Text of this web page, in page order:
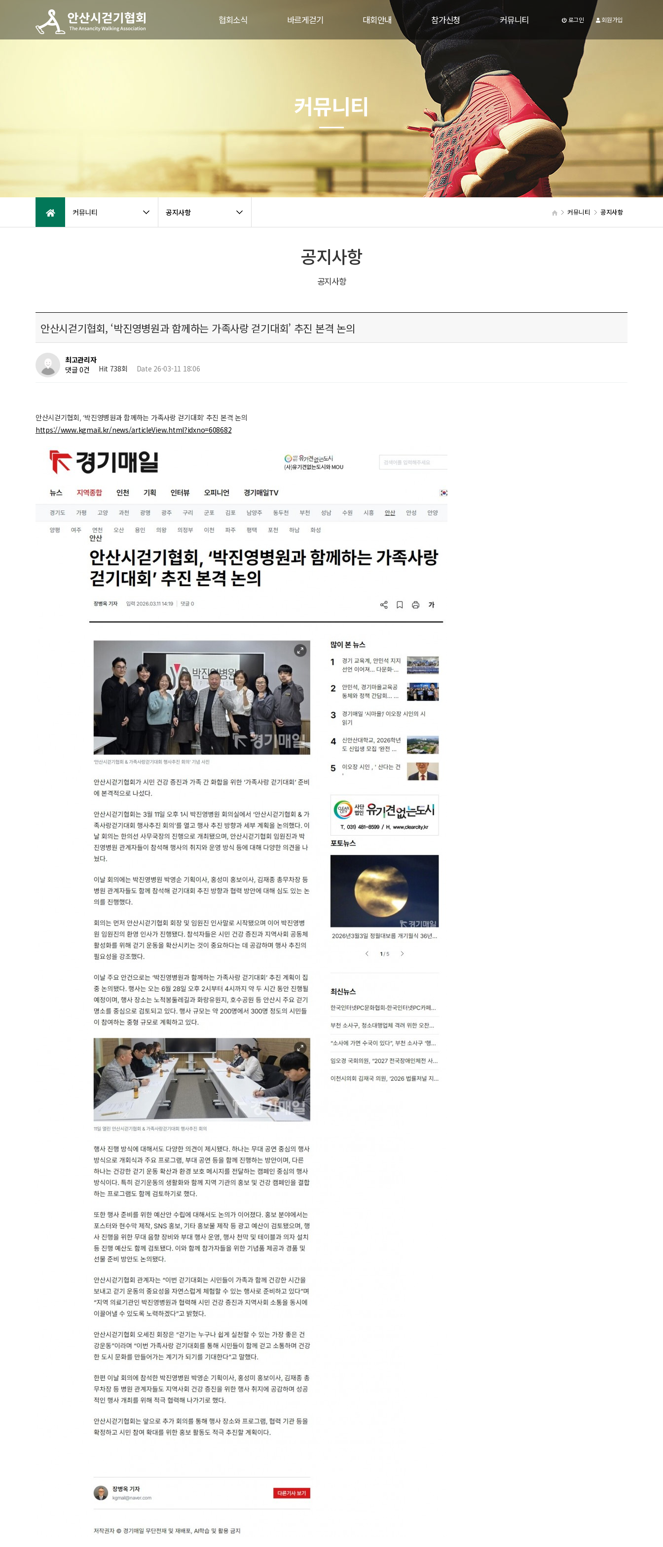
협회소식
관련규정
바르게걷기
걷기의 연구
대회안내
코스별 소개
대회 기념품
참가신청
참가신청
참가신청 확인
인증샷
커뮤니티
주요일정
행사이벤트
후원업체
자료실
자주하시는질문
온라인문의
로그인 회원가입
커뮤니티 공지사항 커뮤니티 공지사항
커뮤니티
공지사항
공지사항
안산시걷기협회, ‘박진영병원과 함께하는 가족사랑 걷기대회’ 추진 본격 논의
최고관리자
댓글 0건
Hit 738회 Date 26-03-11 18:06
안산시걷기협회, ‘박진영병원과 함께하는 가족사랑 걷기대회’ 추진 본격 논의
https://www.kgmail.kr/news/articleView.html?idxno=608682